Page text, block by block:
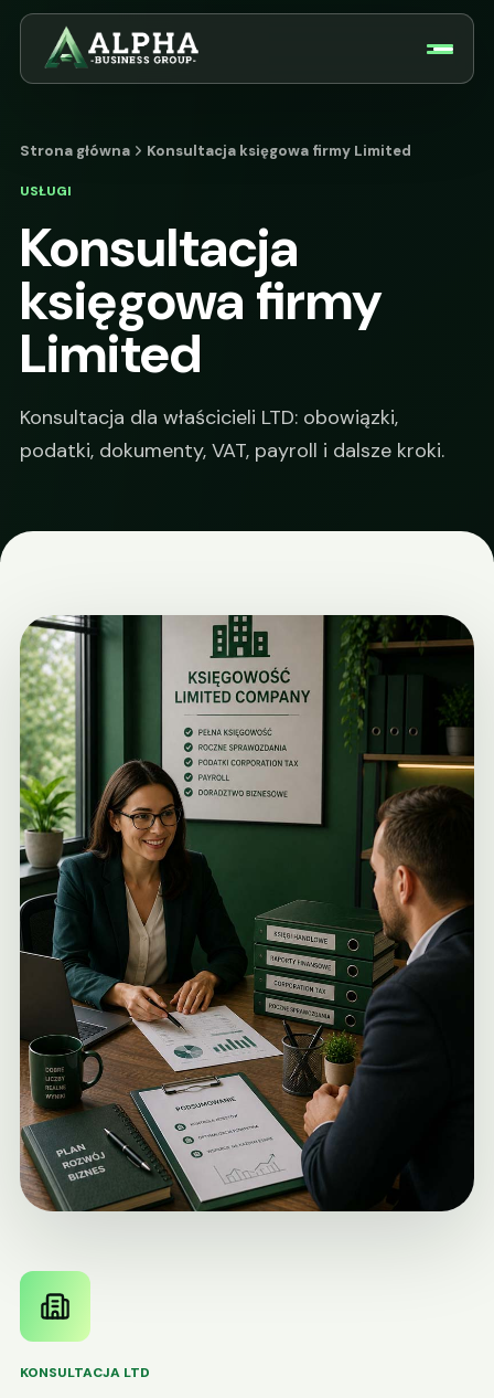
Strona główna Konsultacja księgowa firmy Limited
USŁUGI
Konsultacja
księgowa firmy
Limited
Konsultacja dla właścicieli LTD: obowiązki,
podatki, dokumenty, VAT, payroll i dalsze kroki.
KONSULTACJA LTD